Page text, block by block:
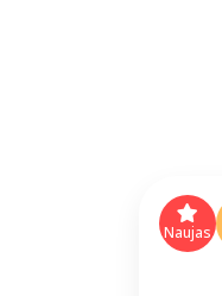
Naujas